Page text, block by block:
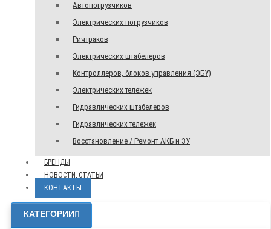
Автопогрузчиков
Электрических погрузчиков
Ричтраков
Электрических штабелеров
Контроллеров, блоков управления (ЭБУ)
Электрических тележек
Гидравлических штабелеров
Гидравлических тележек
Восстановление / Ремонт АКБ и ЗУ
БРЕНДЫ
НОВОСТИ, СТАТЬИ
КОНТАКТЫ
КАТЕГОРИИ